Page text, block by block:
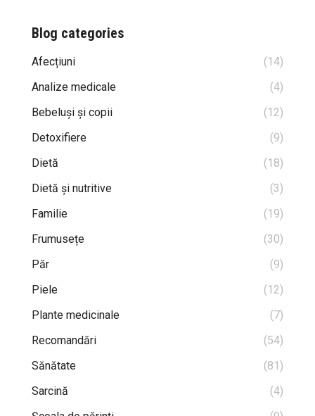
Blog categories
Afecțiuni
(14)
Analize medicale
(4)
Bebeluși și copii
(12)
Detoxifiere
(9)
Dietă
(18)
Dietă și nutritive
(3)
Familie
(19)
Frumusețe
(30)
Păr
(9)
Piele
(12)
Plante medicinale
(7)
Recomandări
(54)
Sănătate
(81)
Sarcină
(4)